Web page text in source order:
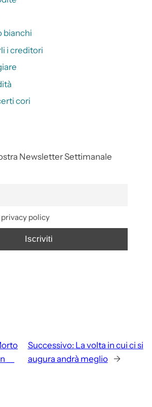
bianchi
i creditori
cori
Newsletter Settimanale
policy
Successivo: La volta in cui ci si
augura andrà meglio
→